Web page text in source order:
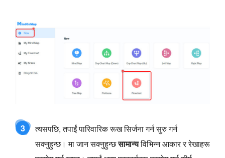
3
त्यसपछि, तपाईं पारिवारिक रूख सिर्जना गर्न सुरु गर्न
सक्नुहुन्छ। मा जान सक्नुहुन्छसामान्यविभिन्न आकार र रेखाहरू